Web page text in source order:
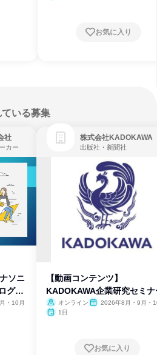
お気に入り
いる募集
社
カー
ソニ
グラ
・10月
株式会社KADOKAWA
出版社・新聞社
【動画コンテンツ】
KADOKAWA企業研究セミナ
オンライン
2026年8月・9月・
1日
お気に入り